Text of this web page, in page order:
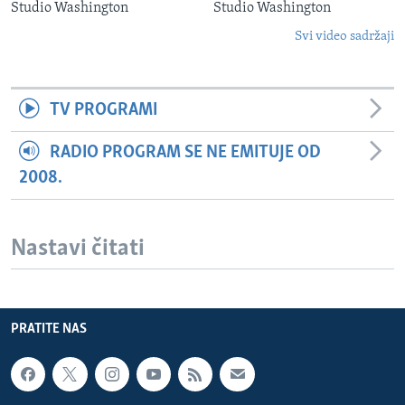
Studio Washington Studio Washington
Svi video sadržaji
TV PROGRAMI
RADIO PROGRAM SE NE EMITUJE OD
2008.
Nastavi čitati
PRATITE NAS